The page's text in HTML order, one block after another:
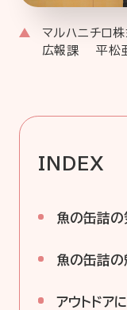
マルハニチロ
広報課 平松亜
INDEX
魚の缶詰の
魚の缶詰の
アウトドア